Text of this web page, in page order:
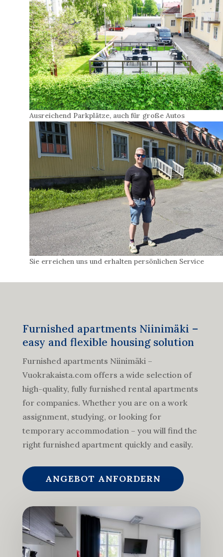
Ausreichend Parkplätze, auch für große Autos
Sie erreichen uns und erhalten persönlichen Service
Furnished apartments Niinimäki –
easy and flexible housing solution
Furnished apartments Niinimäki –
Vuokrakaista.com offers a wide selection of
high-quality, fully furnished rental apartments
for companies. Whether you are on a work
assignment, studying, or looking for
temporary accommodation – you will find the
right furnished apartment quickly and easily.
ANGEBOT ANFORDERN